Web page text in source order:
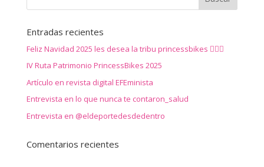
Entradas recientes
Feliz Navidad 2025 les desea la tribu princessbikes 🚴‍♀️✨
IV Ruta Patrimonio PrincessBikes 2025
Artículo en revista digital EFEminista
Entrevista en lo que nunca te contaron_salud
Entrevista en @eldeportedesdedentro
Comentarios recientes